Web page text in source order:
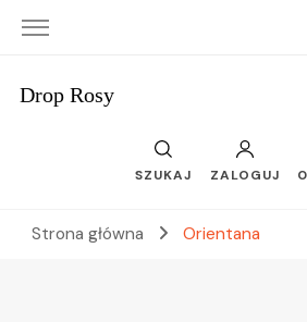
Drop Rosy
SZUKAJ ZALOGUJ
Strona główna Orientana